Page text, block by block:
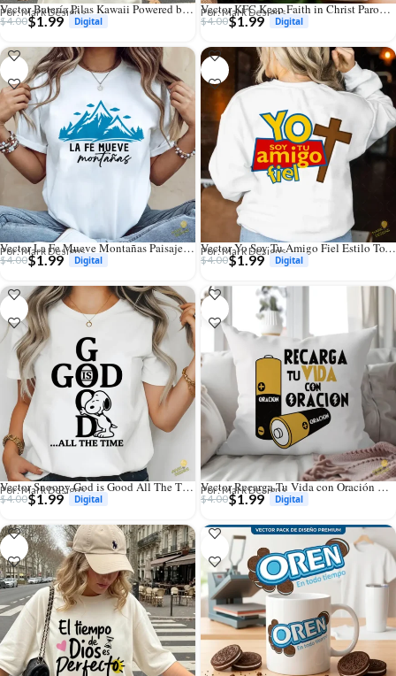
Vector Batería Pilas Kawaii Powered by Jesús para Sublimación y Stickers
Por: Mark Designs
$4.00$1.99
Vector KFC Keep Faith in Christ Parodia Logo para Sublimación
Por: Mark Designs
$4.00$1.99
Vector La Fe Mueve Montañas Paisaje Adventure para Sublimación
Por: Mark Designs
$4.00$1.99
Vector Yo Soy Tu Amigo Fiel Estilo Toy Story para Sublimación
Por: Mark Designs
$4.00$1.99
Vector Snoopy God is Good All The Time para Sublimación y Vinilo
Por: Mark Designs
$4.00$1.99
Vector Recarga Tu Vida con Oración Diseño Baterías Pilas para Sublimación
Por: Mark Designs
$4.00$1.99